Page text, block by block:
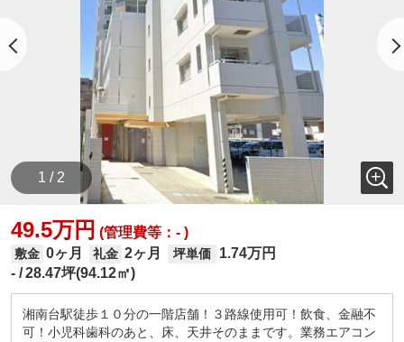
1 / 2
49.5万円 (管理費等：- )
敷金 0ヶ月 礼金 2ヶ月 坪単価
1.74万円
-
28.47坪(94.12㎡)
湘南台駅徒歩１０分の一階店舗！３路線使用可！飲食、金融不
可！小児科歯科のあと、床、天井そのままです。業務エアコン